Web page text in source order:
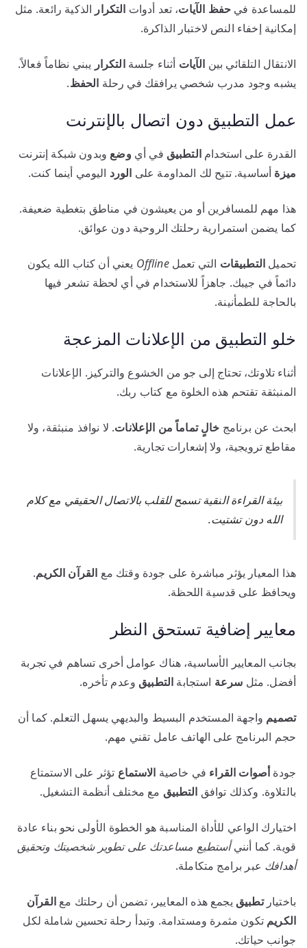
للمساعدة في حفظ الآيات، تعد أدوات التكرار الذكية رائعة. مثل
إمكانية إخفاء النص لاختبار الذاكرة.
الانتقال التلقائي بين الآيات أثناء جلسةالتكرار يبني نظاماً فعالاً.
يشبه وجود مدرب شخصي يرافقك في رحلة الحفظ.
عمل التطبيق دون اتصال بالإنترنت
القدرة على استخدامالتطبيق في أيوضع وبدون شبكة إنترنت
ميزة أساسية. تتيح لك المداومة على الورد اليومي أينما كنت.
هذا مهم للمسافرين أو من يعيشون في مناطق بتغطية ضعيفة.
كما يضمن استمرارية رحلتك الروحية دون عوائق.
تحميل التطبيقات التي تعملOffline يعني أن كتاب الله يكون
دائماً في جيبك. جاهزاً للاستخدام في أي لحظة تشعر فيها
بالحاجة للطمأنينة.
خلو التطبيق من الإعلانات المزعجة
أثناء تلاوتك، تحتاج إلى جو من الخشوع والتركيز. الإعلانات
المنبثقة تقتحم هذه الخلوة مع كتاب ربك.
ابحث عن برنامج خالٍ تماماً من الإعلانات. لا نوافذ منبثقة، ولا
مقاطع ترويجية، ولا إشعارات تجارية.
بيئة القراءة النقية تسمح للقلب بالاتصال الحقيقي مع كلام
الله دون تشتيت.
هذا المعيار يؤثر مباشرة على جودة وقتك مع القرآن الكريم.
ويحافظ على قدسية اللحظة.
معايير إضافية تستحق النظر
بجانب المعايير الأساسية، هناك عوامل أخرى تساهم في تجربة
أفضل. مثل سرعة استجابة التطبيق وعدم تأخره.
تصميم واجهة المستخدم البسيط والبديهي يسهل التعلم. كما أن
حجم البرنامج على الهاتف عامل تقني مهم.
جودةأصوات القراء في خاصية الاستماع تؤثر على الاستمتاع
بالتلاوة. وكذلك توافق التطبيق مع مختلف أنظمة التشغيل.
اختيارك الواعي للأداة المناسبة هو الخطوة الأولى نحو بناء عادة
قوية. كما أننيأستطيع مساعدتك على تطوير شخصيتك وتحقيق
أهدافك عبر برامج متكاملة.
باختيارتطبيق يجمع هذه المعايير، تضمن أن رحلتك معالقرآن
الكريم تكون مثمرة ومستدامة. وتبدأ رحلة تحسين شاملة لكل
جوانب حياتك.